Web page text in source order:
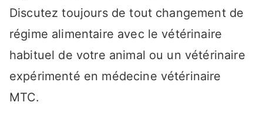
Discutez toujours de tout changement de
régime alimentaire avec le vétérinaire
habituel de votre animal ou un vétérinaire
expérimenté en médecine vétérinaire
MTC.